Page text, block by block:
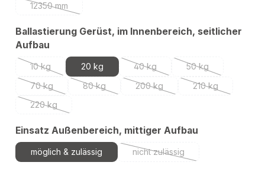
12350 mm
(Diese Option ist zurzeit nicht verfügbar.)
Ballastierung Gerüst, im Innenbereich, seitlicher
Aufbau
10 kg
(Diese Option ist zurzeit nicht verfügbar.)
20 kg 40 kg
(Diese Option ist zurzeit nicht
50 kg
(Diese Option ist
70 kg
(Diese Option ist zurzeit nicht verfügbar.)
80 kg
(Diese Option ist zurzeit nicht verfügbar.)
200 kg
(Diese Option ist zurzeit nicht
210 kg
(Diese Option
220 kg
(Diese Option ist zurzeit nicht verfügbar.)
Einsatz Außenbereich, mittiger Aufbau
möglich & zulässig nicht zulässig
(Diese Option ist zurzeit nicht